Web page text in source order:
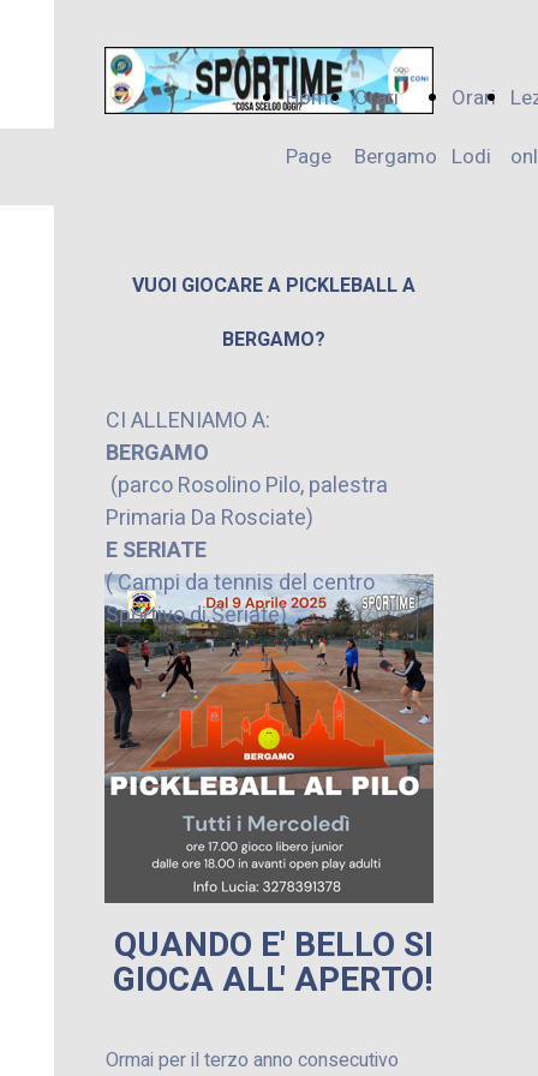
Home
Page
Orari
Bergamo
Orari
Lodi
VUOI GIOCARE A PICKLEBALL A
BERGAMO?
CI ALLENIAMO A:
BERGAMO
(parco Rosolino Pilo, palestra
Primaria Da Rosciate)
E SERIATE
( Campi da tennis del centro
Sportivo di Seriate)
QUANDO E' BELLO SI
GIOCAALL' APERTO!
Ormai per il terzo anno consecutivo